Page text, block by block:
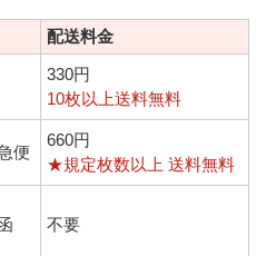
配送料金
330円
10枚以上送料無料
便
660円
★規定枚数以上 送料無料
不要